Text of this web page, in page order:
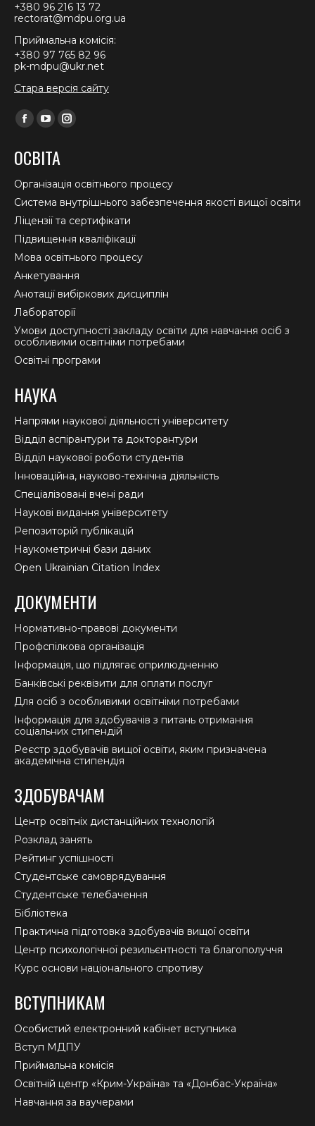
+380 96 216 13 72
rectorat@mdpu.org.ua
Приймальна комісія:
+380 97 765 82 96
pk-mdpu@ukr.net
Стара версія сайту
Find us on:
Facebook
opens
in
new
window
YouTube
opens
in
new
window
Instagram
in
new
window
ОСВІТА
Організація освітнього процесу
Система внутрішнього забезпечення якості вищої освіти
Ліцензії та сертифікати
Підвищення кваліфікації
Мова освітнього процесу
Анкетування
Анотації вибіркових дисциплін
Лабораторії
Умови доступності закладу освіти для навчання осіб з
особливими освітніми потребами
Освітні програми
НАУКА
Напрями наукової діяльності університету
Відділ аспірантури та докторантури
Відділ наукової роботи студентів
Інноваційна, науково-технічна діяльність
Спеціалізовані вчені ради
Наукові видання університету
Репозиторій публікацій
Наукометричні бази даних
Open Ukrainian Citation Index
ДОКУМЕНТИ
Нормативно-правові документи
Профспілкова організація
Інформація, що підлягає оприлюдненню
Банківські реквізити для оплати послуг
Для осіб з особливими освітніми потребами
Інформація для здобувачів з питань отримання
соціальних стипендій
Реєстр здобувачів вищої освіти, яким призначена
академічна стипендія
ЗДОБУВАЧАМ
Центр освітніх дистанційних технологій
Розклад занять
Рейтинг успішності
Студентське самоврядування
Студентське телебачення
Бібліотека
Практична підготовка здобувачів вищої освіти
Центр психологічної резильєнтності та благополуччя
Курс основи національного спротиву
ВСТУПНИКАМ
Особистий електронний кабінет вступника
Вступ МДПУ
Приймальна комісія
Освітній центр «Крим-Україна» та «Донбас-Україна»
Навчання за ваучерами